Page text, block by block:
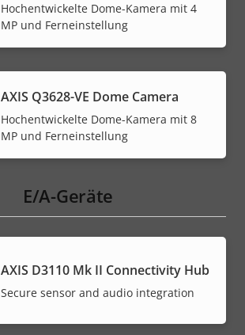
Hochentwickelte Dome-Kamera mit 4
MP und Ferneinstellung
AXIS Q3628-VE Dome Camera
Hochentwickelte Dome-Kamera mit 8
MP und Ferneinstellung
E/A-Geräte
AXIS D3110 Mk II Connectivity Hub
Secure sensor and audio integration